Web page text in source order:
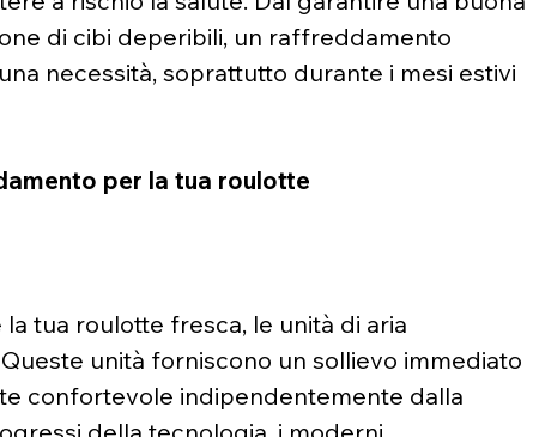
di cibi deperibili, un raffreddamento
necessità, soprattutto durante i mesi estivi
per la tua roulotte
tua roulotte fresca, le unità di aria
unità forniscono un sollievo immediato
confortevole indipendentemente dalla